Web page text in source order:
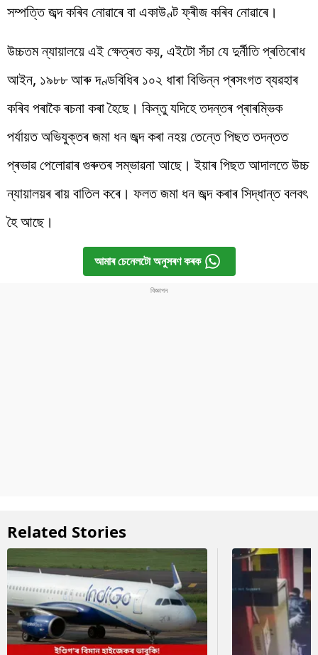
সম্পত্তি জব্দ কৰিব নোৱাৰে বা একাউণ্ট ফ্ৰীজ কৰিব নোৱাৰে।
উচ্চতম ন্যায়ালয়ে এই ক্ষেত্ৰত কয়, এইটো সঁচা যে দুৰ্নীতি প্ৰতিৰোধ
আইন, ১৯৮৮ আৰু দণ্ডবিধিৰ ১০২ ধাৰা বিভিন্ন প্ৰসংগত ব্যৱহাৰ
কৰিব পৰাকৈ ৰচনা কৰা হৈছে। কিন্তু যদিহে তদন্তৰ প্ৰাৰম্ভিক
পৰ্যায়ত অভিযুক্তৰ জমা ধন জব্দ কৰা নহয় তেন্তে পিছত তদন্তত
প্ৰভাৱ পেলোৱাৰ গুৰুতৰ সম্ভাৱনা আছে। ইয়াৰ পিছত আদালতে উচ্চ
ন্যায়ালয়ৰ ৰায় বাতিল কৰে। ফলত জমা ধন জব্দ কৰাৰ সিদ্ধান্ত বলবৎ
হৈ আছে।
আমাৰ চেনেলটো অনুসৰণ কৰক
Related Stories